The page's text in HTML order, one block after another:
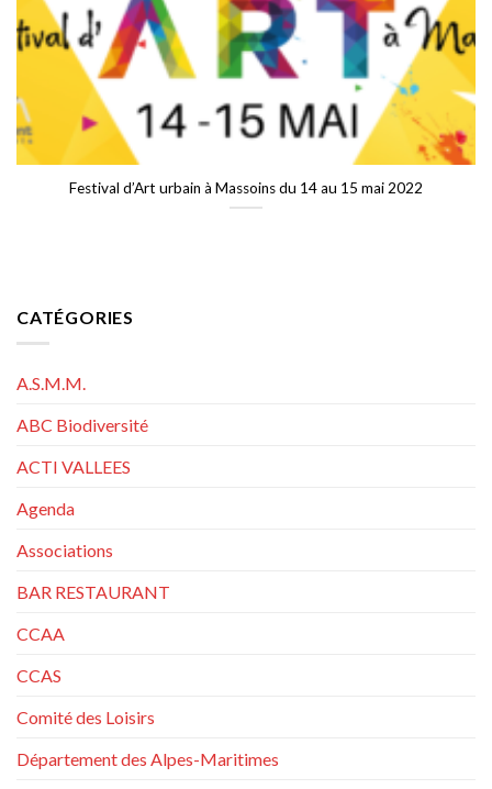
Festival d’Art urbain à Massoins du 14 au 15 mai 2022
CATÉGORIES
A.S.M.M.
ABC Biodiversité
ACTI VALLEES
Agenda
Associations
BAR RESTAURANT
CCAA
CCAS
Comité des Loisirs
Département des Alpes-Maritimes